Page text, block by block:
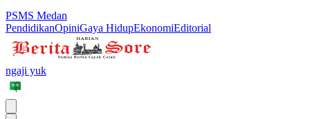
PSMS Medan
PendidikanOpiniGaya HidupEkonomiEditorial
ngaji yuk